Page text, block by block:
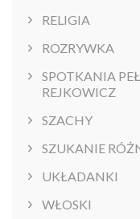
RELIGIA
ROZRYWKA
SPOTKANIA
REJKOWICZ
SZACHY
SZUKANIE
UKŁADANKI
WŁOSKI